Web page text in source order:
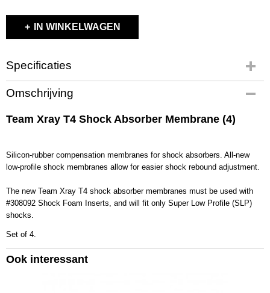
IN WINKELWAGEN
Specificaties
Productcode
X308082
EAN code
8581703080824
X308082
Bruto gewicht
Omschrijving
Team Xray T4 Shock Absorber Membrane (4)
Silicon-rubber compensation membranes for shock absorbers. All-new
low-profile shock membranes allow for easier shock rebound adjustment.
The new Team Xray T4 shock absorber membranes must be used with
#308092 Shock Foam Inserts, and will fit only Super Low Profile (SLP)
shocks.
Set of 4.
Ook interessant